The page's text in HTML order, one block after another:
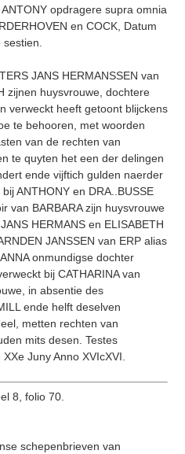
opdragere supra omnia
en COCK, Datum
JANS HERMANSSEN van
zijnen huysvrouwe, dochtere
verweckt heeft getoont blijckens
te behooren, met woorden
van de rechten van
te quyten het een der delingen
ende vijftich gulden naerder
ANTHONY en DRA..BUSSE
van BARBARA zijn huysvrouwe
HERMANS en ELISABETH
JANSSEN van ERP alias
onmundigse dochter
bij CATHARINA van
in absentie des
ende helft deselven
metten rechten van
mits desen. Testes
Juny Anno XVIcXVI.
8, folio 70.
schepenbrieven van